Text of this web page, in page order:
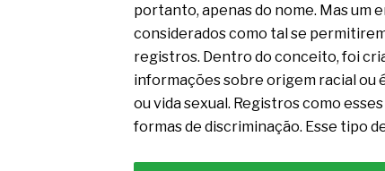
portanto, apenas do nome. Mas um
considerados como tal se
registros. Dentro do conceito, foi
informações sobre origem racial ou
ou vida sexual. Registros como
formas de discriminação. Esse tipo